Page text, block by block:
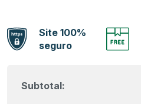
Site 100%
seguro